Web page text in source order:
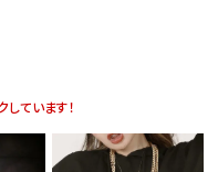
ています！